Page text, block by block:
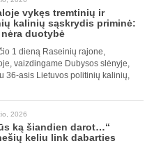
vykęs tremtinių ir
kalinių sąskrydis priminė:
duotybė
1 dieną Raseinių rajone,
vaizdingame Dubysos slėnyje,
36-asis Lietuvos politinių kalinių,
2026
ką šiandien darot…“
keliu link dabarties